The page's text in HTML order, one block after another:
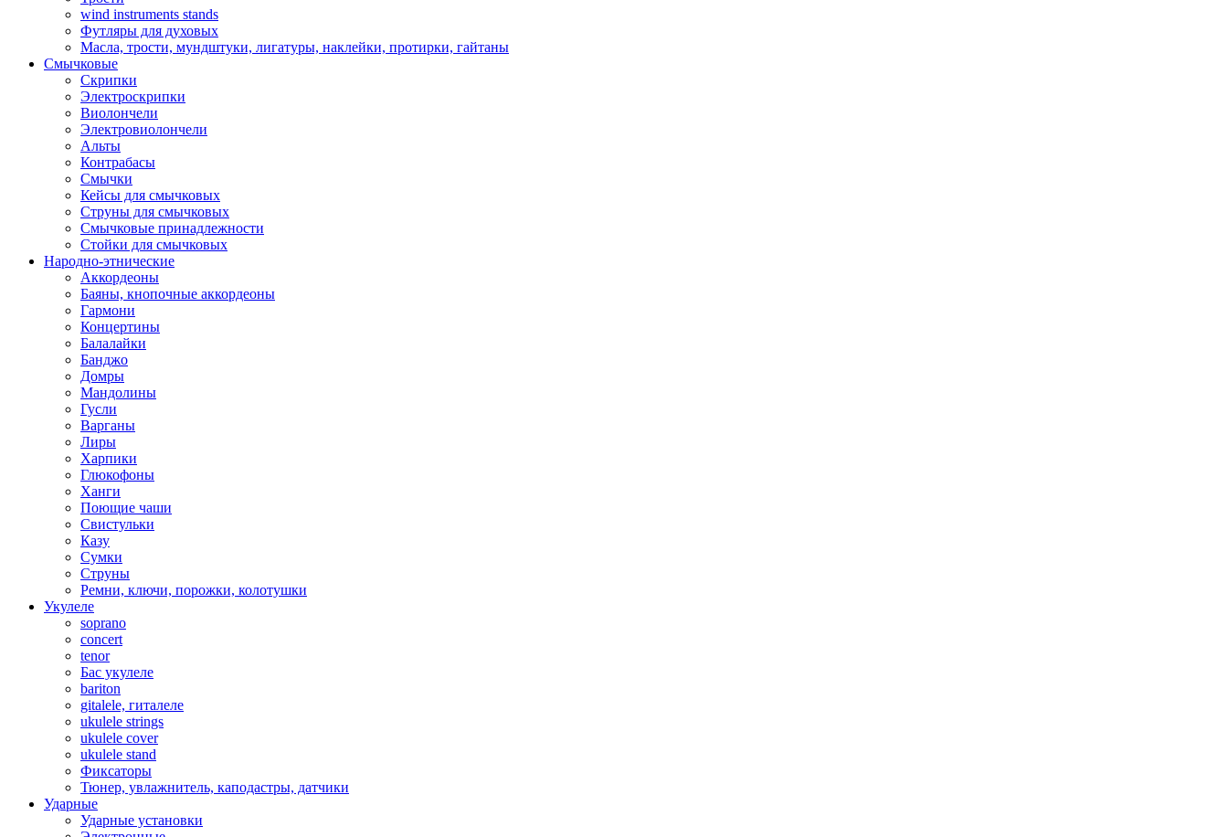
wind instruments stands
Футляры для духовых
Масла, трости, мундштуки, лигатуры, наклейки, протирки, гайтаны
Смычковые
Скрипки
Электроскрипки
Виолончели
Электровиолончели
Альты
Контрабасы
Смычки
Кейсы для смычковых
Струны для смычковых
Смычковые принадлежности
Стойки для смычковых
Народно-этнические
Аккордеоны
Баяны, кнопочные аккордеоны
Гармони
Концертины
Балалайки
Банджо
Домры
Мандолины
Гусли
Варганы
Лиры
Харпики
Глюкофоны
Ханги
Поющие чаши
Свистульки
Казу
Сумки
Струны
Ремни, ключи, порожки, колотушки
Укулеле
soprano
concert
tenor
Бас укулеле
bariton
gitalele, гиталеле
ukulele strings
ukulele cover
ukulele stand
Фиксаторы
Тюнер, увлажнитель, каподастры, датчики
Ударные
Ударные установки